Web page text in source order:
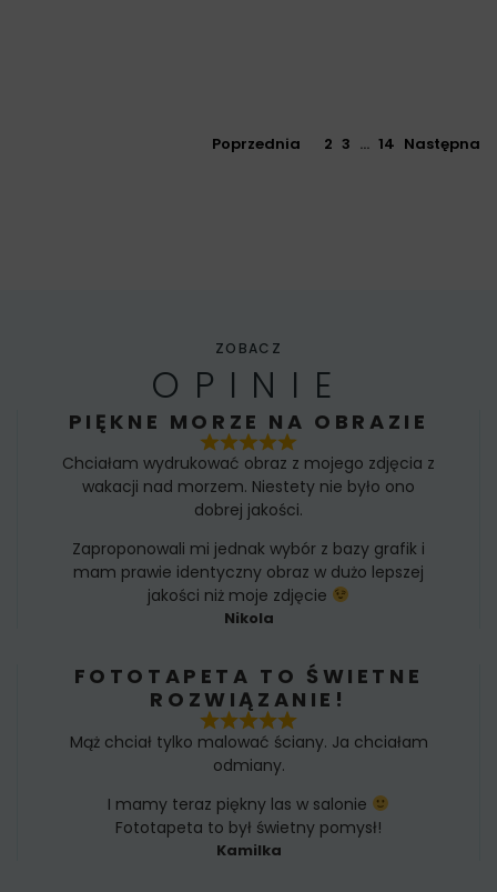
Poprzednia 2 3 … 14 Następna
ZOBACZ
OPINIE
PIĘKNE MORZE NA OBRAZIE
Chciałam wydrukować obraz z mojego zdjęcia z
wakacji nad morzem. Niestety nie było ono
dobrej jakości.
Zaproponowali mi jednak wybór z bazy grafik i
mam prawie identyczny obraz w dużo lepszej
jakości niż moje zdjęcie
Nikola
FOTOTAPETA TO ŚWIETNE
ROZWIĄZANIE!
Mąż chciał tylko malować ściany. Ja chciałam
odmiany.
I mamy teraz piękny las w salonie
Fototapeta to był świetny pomysł!
Kamilka